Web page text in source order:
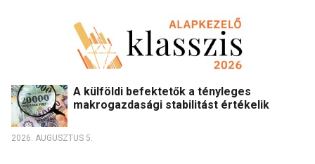
A külföldi befektetők a tényleges
makrogazdasági stabilitást értékelik
2026. AUGUSZTUS 5.